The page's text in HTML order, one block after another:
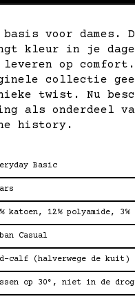
voor dames.
kleur in je
op
collectie
twist. Nu
als onderdeel
history.
Basic
katoen, 12% polyamide,
Casual
calf (halverwege de kuit)
op 30°, niet in de